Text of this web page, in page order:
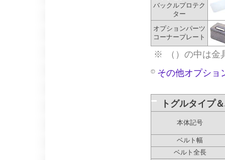
バックルプロテク
ター
オプションパーツ
コーナープレート
※
（）の中は
その他オプショ
トグルタイプ
本体記号
ベルト幅
ベルト全長